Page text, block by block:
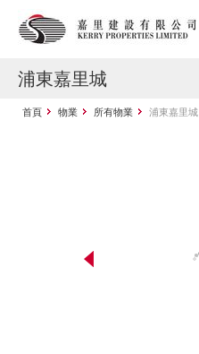
浦東嘉里城
首頁 物業 所有物業 浦東嘉里城